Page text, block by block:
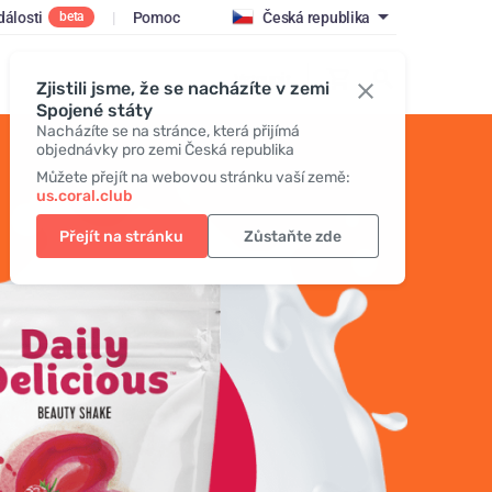
Zjistili jsme, že se nacházíte v zemi
Spojené státy
Nacházíte se na stránce, která přijímá
objednávky pro zemi Česká republika
Můžete přejít na webovou stránku vaší země:
us.coral.club
Přejít na stránku Zůstaňte zde
beta | Pomoc Česká republika
Vstoupit